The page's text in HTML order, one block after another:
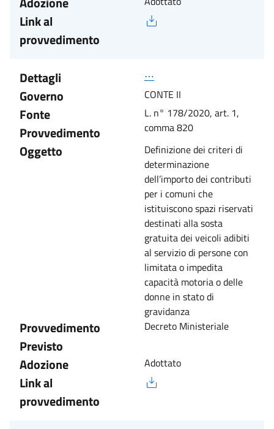
Link al
provvedimento
Dettagli
⋯
Governo CONTE II
Fonte
Provvedimento
L. n° 178/2020, art. 1,
comma 820
Oggetto
Definizione dei criteri di
determinazione
dell’importo dei contributi
per i comuni che
istituiscono spazi riservati
destinati alla sosta
gratuita dei veicoli adibiti
al servizio di persone con
limitata o impedita
capacità motoria o delle
donne in stato di
gravidanza
Provvedimento
Previsto
Decreto Ministeriale
Adozione Adottato
Link al
provvedimento